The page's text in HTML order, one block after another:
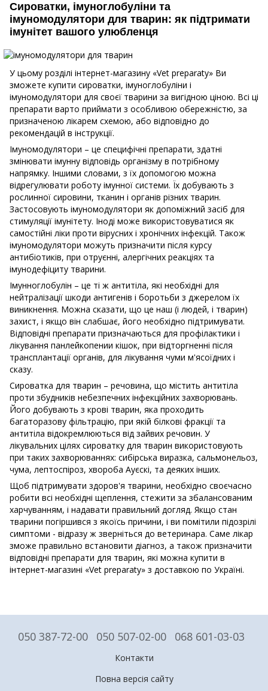
Сироватки, імуноглобуліни та
імуномодулятори для тварин: як підтримати
імунітет вашого улюбленця
У цьому розділі інтернет-магазину «Vet preparaty» Ви
зможете купити сироватки, імуноглобуліни і
імуномодулятори для своєї тварини за вигідною ціною. Всі ці
препарати варто приймати з особливою обережністю, за
призначеною лікарем схемою, або відповідно до
рекомендацій в інструкції.
Імуномодулятори – це специфічні препарати, здатні
змінювати імунну відповідь організму в потрібному
напрямку. Іншими словами, з їх допомогою можна
відрегулювати роботу імунної системи. Їх добувають з
рослинної сировини, тканин і органів різних тварин.
Застосовують імуномодулятори як допоміжний засіб для
стимуляції імунітету. Іноді може використовуватися як
самостійні ліки проти вірусних і хронічних інфекцій. Також
імуномодулятори можуть призначити після курсу
антибіотиків, при отруєнні, алергічних реакціях та
імунодефіциту тварини.
Імунноглобулін – це ті ж антитіла, які необхідні для
нейтралізації шкоди антигенів і боротьби з джерелом їх
виникнення. Можна сказати, що це наш (і людей, і тварин)
захист, і якщо він слабшає, його необхідно підтримувати.
Відповідні препарати призначаються для профілактики і
лікування панлейкопении кішок, при відторгненні після
трансплантації органів, для лікування чуми м'ясоїдних і
сказу.
Сироватка для тварин – речовина, що містить антитіла
проти збудників небезпечних інфекційних захворювань.
Його добувають з крові тварин, яка проходить
багаторазову фільтрацію, при якій білкові фракції та
антитіла відокремлюються від зайвих речовин. У
лікувальних цілях сироватку для тварин використовують
при таких захворюваннях: сибірська виразка, сальмонельоз,
чума, лептоспіроз, хвороба Ауєскі, та деяких інших.
Щоб підтримувати здоров'я тварини, необхідно своєчасно
робити всі необхідні щеплення, стежити за збалансованим
харчуванням, і надавати правильний догляд. Якщо стан
тварини погіршився з якоїсь причини, і ви помітили підозрілі
симптоми - відразу ж зверніться до ветеринара. Саме лікар
зможе правильно встановити діагноз, а також призначити
відповідні препарати для тварин, які можна купити в
інтернет-магазині «Vet preparaty» з доставкою по Україні.
050 387-72-00 050 507-02-00 068 601-03-03
Контакти
Повна версія сайту